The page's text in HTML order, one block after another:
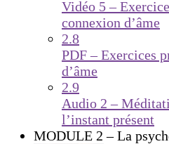
Vidéo 5 –
connexion d’âme
2.8
PDF – Exercices
d’âme
2.9
Audio 2 –
l’instant présent
MODULE 2 – La